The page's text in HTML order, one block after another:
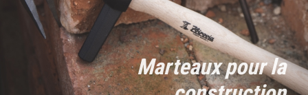
Marteaux pour la